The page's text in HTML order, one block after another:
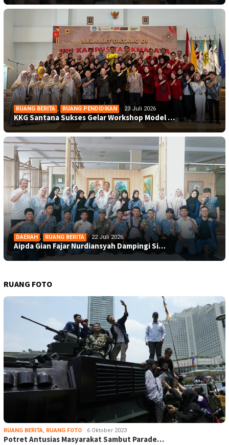
RUANG BERITA , RUANG PENDIDIKAN 23 Juli 2026
KKG Santana Sukses Gelar Workshop Model …
DAERAH , RUANG BERITA 22 Juli 2026
Aipda Gian Fajar Nurdiansyah Dampingi Si…
RUANG FOTO
RUANG BERITA, RUANG FOTO 6 Oktober 2023
Potret Antusias Masyarakat Sambut Parade…